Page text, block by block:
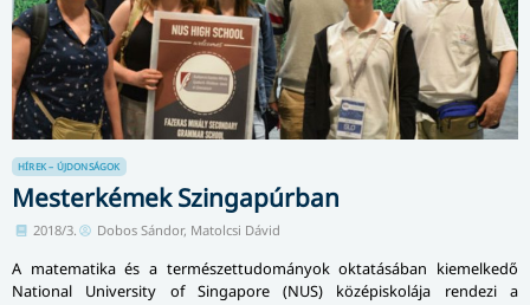
HÍREK – ÚJDONSÁGOK
Mesterkémek Szingapúrban
2018/3. Dobos Sándor, Matolcsi Dávid
A matematika és a természettudományok oktatásában kiemelkedő
National University of Singapore (NUS) középiskolája rendezi a